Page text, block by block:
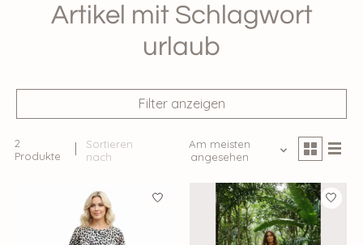
Artikel mit Schlagwort
urlaub
Filter anzeigen
2
Produkte
Sortieren
nach
Am meisten
angesehen